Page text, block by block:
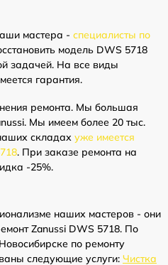
мастера - специалисты по
модель DWS 5718
задачей. На все виды
гарантия.
ремонта. Мы большая
Мы имеем более 20 тыс.
складах уже имеется
. При заказе ремонта на
-25%.
наших мастеров - они
Zanussi DWS 5718. По
по ремонту
следующие услуги: Чистка